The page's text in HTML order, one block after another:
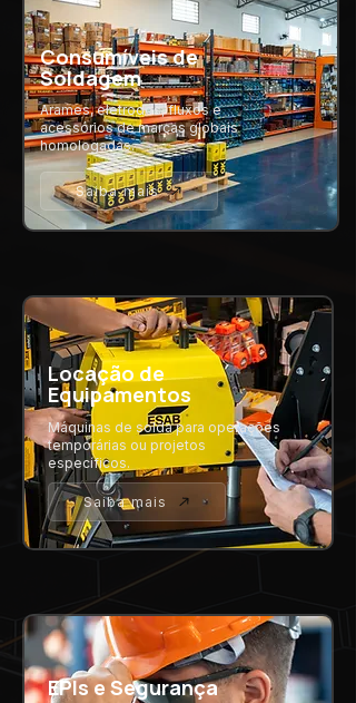
Consumíveis de
Soldagem
Arames, eletrodos, fluxos e
acessórios de marcas globais
homologadas.
Saiba mais
Locação de
Equipamentos
Máquinas de solda para operações
temporárias ou projetos
específicos.
Saiba mais
EPIs e Segurança